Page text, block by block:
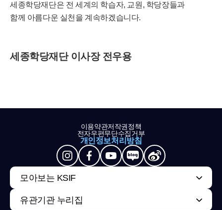
세종학당재단은 전 세계의 학습자, 교원, 학당장들과
함께 아름다운 실천을 계속하겠습니다.
세종학당재단 이사장 전우용
이용약관저작권정책
전자우편무단수집거부
개인정보처리방침
모아보는 KSIF
유관기관 누리집